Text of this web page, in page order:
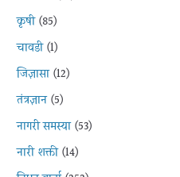
कृषी(85)
चावडी(1)
जिज्ञासा(12)
तंत्रज्ञान(5)
नागरी समस्या(53)
नारी शक्ती(14)